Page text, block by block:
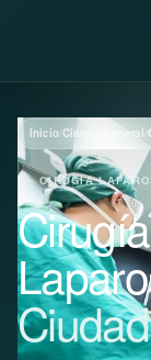
Inicio/Cirugía General/
CIRUGÍA